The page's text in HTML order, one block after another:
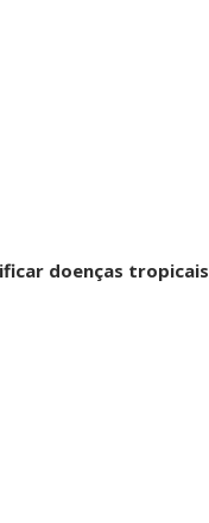
doenças tropicais